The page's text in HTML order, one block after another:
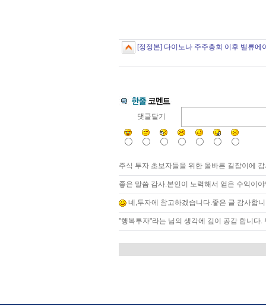
[정정본] 다이노나 주주총회 이후 밸류에
댓글달기
주식 투자 초보자들을 위한 올바른 길잡이에
좋은 말씀 감사.본인이 노력해서 얻은 수익이
네,투자에 참고하겠습니다.좋은 글 감사합
"행복투자"라는 님의 생각에 깊이 공감 합니다